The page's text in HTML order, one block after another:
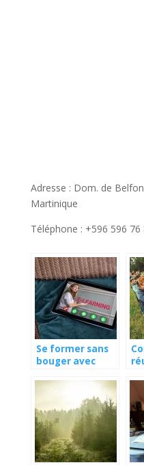
Adresse : Dom. de
Martinique
Téléphone : +596 596 76
Se former sans
bouger avec